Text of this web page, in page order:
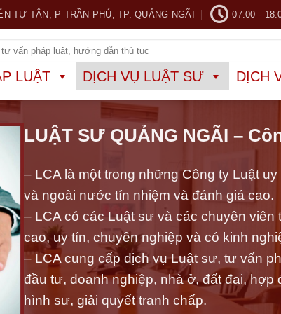
TỰ TÂN, P TRẦN PHÚ, TP. QUẢNG NGÃI 07:00 -
LUẬT DỊCH VỤ LUẬT SƯ DỊCH
LUẬT SƯ QUẢNG NGÃI –
– LCA là một trong những Công ty Luật
và ngoài nước tín nhiệm và đánh giá cao.
– LCA có các Luật sư và các chuyên
cao, uy tín, chuyên nghiệp và có kinh
– LCA cung cấp dịch vụ Luật sư, tư vấn
đầu tư, doanh nghiệp, nhà ở, đất đai,
hình sư, giải quyết tranh chấp.